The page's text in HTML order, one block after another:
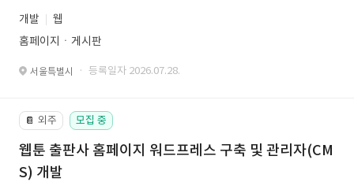
개발
웹
홈페이지ㆍ게시판
서울특별시 · 등록일자 2026.07.28.
📔 외주 모집 중
웹툰 출판사 홈페이지 워드프레스 구축 및 관리자(CM
S) 개발